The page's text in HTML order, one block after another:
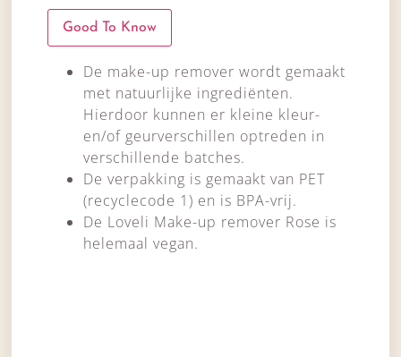
Good To Know
De make-up remover wordt gemaakt
met natuurlijke ingrediënten.
Hierdoor kunnen er kleine kleur-
en/of geurverschillen optreden in
verschillende batches.
De verpakking is gemaakt van PET
(recyclecode 1) en is BPA-vrij.
De Loveli Make-up remover Rose is
helemaal vegan.